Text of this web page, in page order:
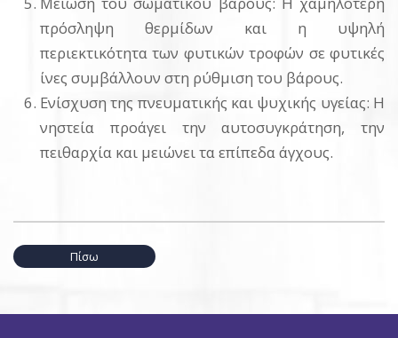
πρόσληψη θερμίδων και η υψηλή
περιεκτικότητα των φυτικών τροφών σε φυτικές
ίνες συμβάλλουν στη ρύθμιση του βάρους.
Ενίσχυση της πνευματικής και ψυχικής υγείας: Η
νηστεία προάγει την αυτοσυγκράτηση, την
πειθαρχία και μειώνει τα επίπεδα άγχους.
Πίσω